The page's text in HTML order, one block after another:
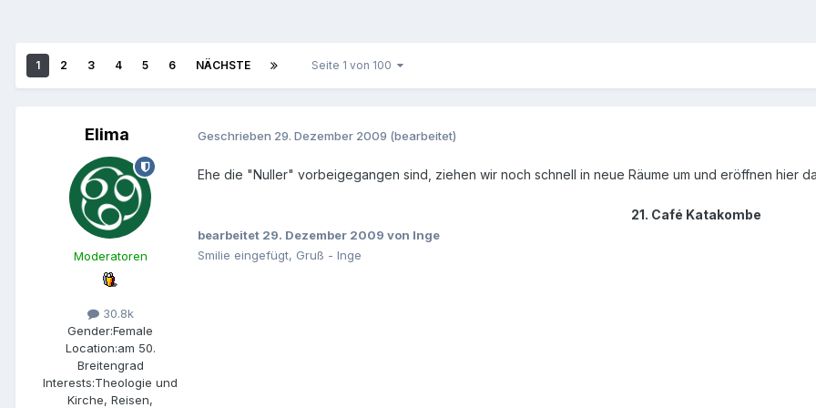
1 2 3 4 5 6 NÄCHSTE Seite 1 von 100
Elima
Moderatoren
30.8k
Gender:Female
Location:am 50.
Breitengrad
Interests:Theologie und
Kirche, Reisen,
Geschrieben 29. Dezember 2009 (bearbeitet)
Ehe die "Nuller" vorbeigegangen sind, ziehen wir noch schnell in neue Räume um und eröffnen hier
21. Café Katakombe
bearbeitet 29. Dezember 2009 von Inge
Smilie eingefügt, Gruß - Inge